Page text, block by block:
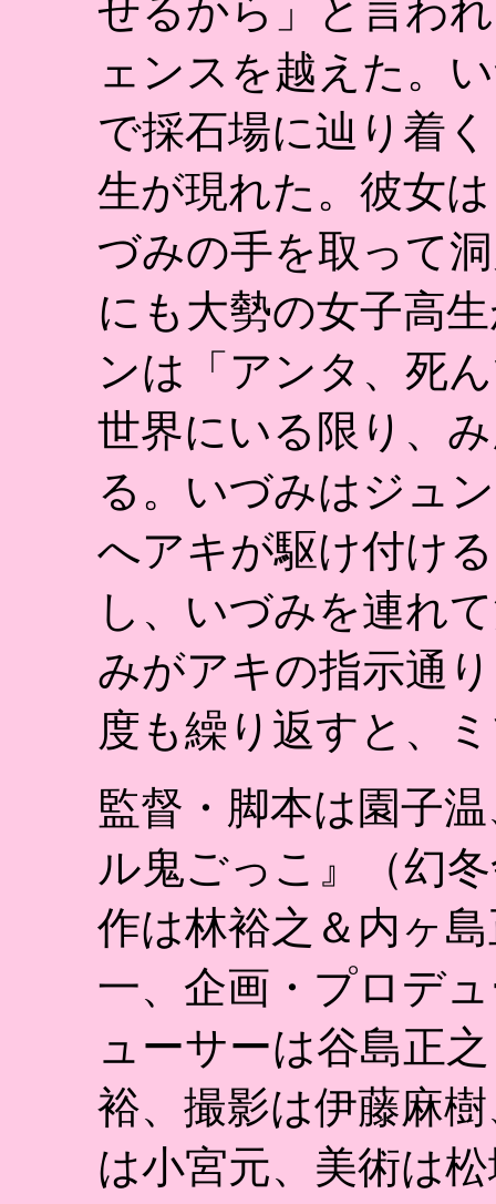
せるから」と言わ
ェンスを越えた。
で採石場に辿り着
生が現れた。彼女
づみの手を取って
にも大勢の女子高
ンは「アンタ、死
世界にいる限り、
る。いづみはジュ
へアキが駆け付け
し、いづみを連れ
みがアキの指示通
度も繰り返すと、
監督・脚本は園子
ル鬼ごっこ』（幻
作は林裕之＆内ヶ
一、企画・プロデ
ューサーは谷島正
裕、撮影は伊藤麻
は小宮元、美術は